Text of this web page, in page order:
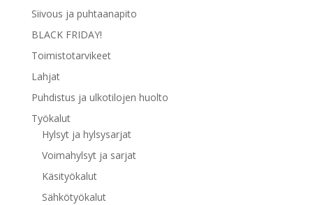
Siivous ja puhtaanapito
BLACK FRIDAY!
Toimistotarvikeet
Lahjat
Puhdistus ja ulkotilojen huolto
Työkalut
Hylsyt ja hylsysarjat
Voimahylsyt ja sarjat
Käsityökalut
Sähkötyökalut